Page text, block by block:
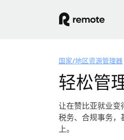
国家/地区资源管理器
轻松管
让在赞比亚就业变
税务、合规事务，
上。